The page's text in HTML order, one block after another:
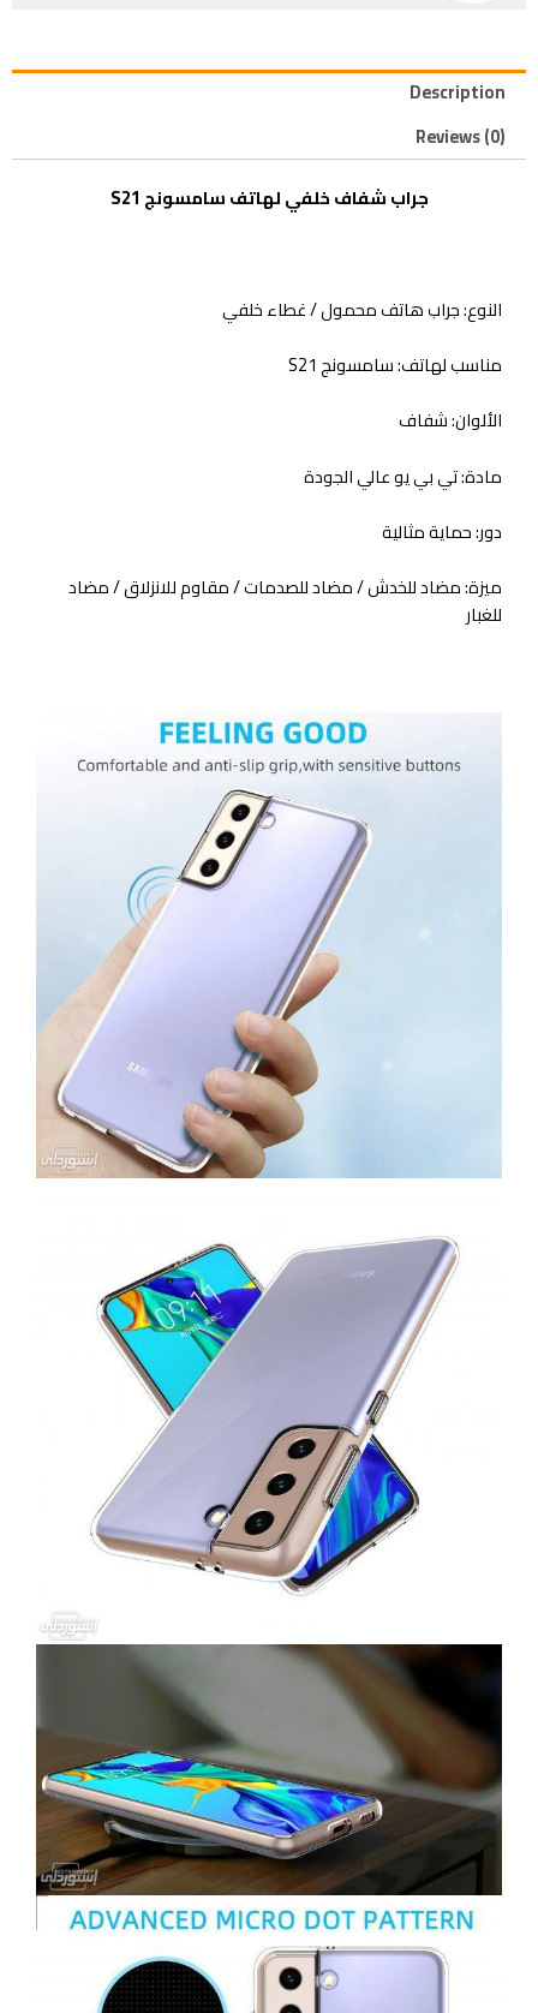
Description
Reviews (0)
جراب شفاف خلفي لهاتف سامسونج S21
النوع:جراب هاتف محمول / غطاء خلفي
مناسب لهاتف: سامسونج S21
الألوان:شفاف
مادة:تي بي يو عالي الجودة
دور:حماية مثالية
ميزة:مضاد للخدش / مضاد للصدمات / مقاوم للانزلاق / مضاد
للغبار